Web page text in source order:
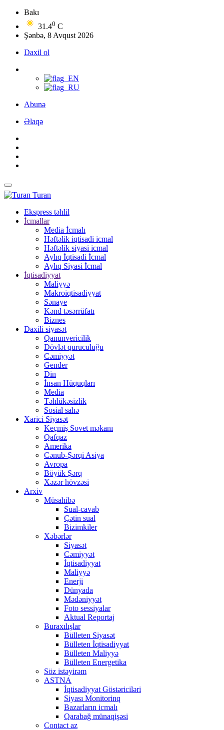
Bakı
31.40 C
Şənbə, 8 Avqust 2026
Daxil ol
Abunə
Əlaqə
Turan
Ekspress təhlil
İcmallar
Media İcmalı
Həftəlik iqtisadi icmal
Həftəlik siyasi icmal
Aylıq İqtisadi İcmal
Aylıq Siyasi İcmal
İqtisadiyyat
Maliyyə
Makroiqtisadiyyat
Sənaye
Kənd təsərrüfatı
Biznes
Daxili siyasət
Qanunvericilik
Dövlət quruculuğu
Cəmiyyət
Gender
Din
İnsan Hüquqları
Media
Təhlükəsizlik
Sosial sahə
Xarici Siyasət
Keçmiş Sovet məkanı
Qafqaz
Amerika
Cənub-Şərqi Asiya
Avropa
Böyük Şərq
Xəzər hövzəsi
Arxiv
Müsahibə
Sual-cavab
Çətin sual
Bizimkiler
Xəbərlər
Siyasət
Cəmiyyət
İqtisadiyyat
Maliyyə
Enerji
Dünyada
Mədəniyyət
Foto sessiyalar
Aktual Reportaj
Buraxılışlar
Bülleten Siyasət
Bülleten İqtisadiyyat
Bülleten Maliyyə
Bülleten Energetika
Söz istəyirəm
ASTNA
İqtisadiyyat Göstəriciləri
Siyası Monitorinq
Bazarların icmalı
Qarabağ münaqişəsi
Contact az